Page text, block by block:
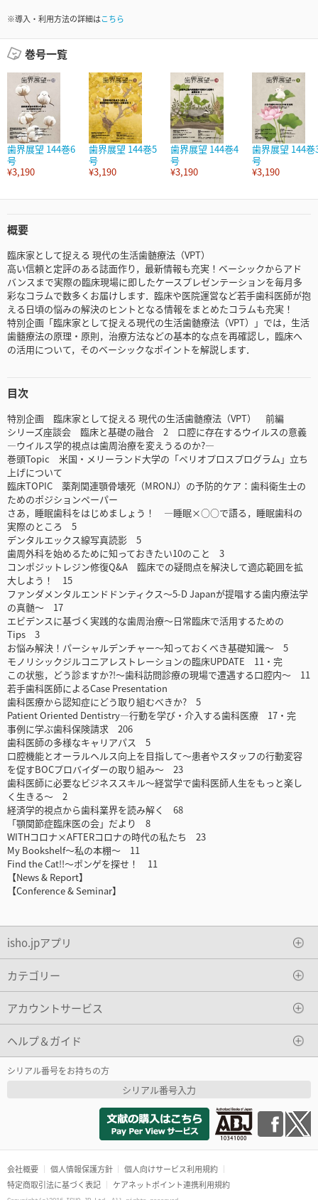
※導入・利用方法の詳細はこちら
巻号一覧
歯界展望 144巻6
号
¥3,190
歯界展望 144巻5
号
¥3,190
歯界展望 144巻4
号
¥3,190
歯界展望 144巻
号
¥3,190
概要
臨床家として捉える 現代の生活歯髄療法（VPT）
高い信頼と定評のある誌面作り，最新情報も充実！ベーシックからアド
バンスまで実際の臨床現場に即したケースプレゼンテーションを毎月多
彩なコラムで数多くお届けします．臨床や医院運営など若手歯科医師が抱
える日頃の悩みの解決のヒントとなる情報をまとめたコラムも充実！
特別企画「臨床家として捉える現代の生活歯髄療法（VPT）」では，生活
歯髓療法の原理・原則，治療方法などの基本的な点を再確認し，臨床へ
の活用について，そのベーシックなポイントを解説します．
目次
特別企画 臨床家として捉える 現代の生活歯髄療法（VPT） 前編
シリーズ座談会 臨床と基礎の融合 2 口腔に存在するウイルスの意義
―ウイルス学的視点は歯周治療を変えうるのか?―
巻頭Topic 米国・メリーランド大学の「ペリオプロスプログラム」立ち
上げについて
臨床TOPIC 薬剤関連顎骨壊死（MRONJ）の予防的ケア：歯科衛生士の
ためのポジションペーパー
さあ，睡眠歯科をはじめましょう！ ―睡眠×○○で語る，睡眠歯科の
実際のところ 5
デンタルエックス線写真読影 5
歯周外科を始めるために知っておきたい10のこと 3
コンポジットレジン修復Q&A 臨床での疑問点を解決して適応範囲を拡
大しよう！ 15
ファンダメンタルエンドドンティクス～5-D Japanが提唱する歯内療法学
の真髄～ 17
エビデンスに基づく実践的な歯周治療～日常臨床で活用するための
Tips 3
お悩み解決！パーシャルデンチャー～知っておくべき基礎知識～ 5
モノリシックジルコニアレストレーションの臨床UPDATE 11・完
この状態，どう診ますか?!～歯科訪問診療の現場で遭遇する口腔内～ 11
若手歯科医師によるCase Presentation
歯科医療から認知症にどう取り組むべきか? 5
Patient Oriented Dentistry―行動を学び・介入する歯科医療 17・完
事例に学ぶ歯科保険請求 206
歯科医師の多様なキャリアパス 5
口腔機能とオーラルヘルス向上を目指して～患者やスタッフの行動変容
を促すBOCプロバイダーの取り組み～ 23
歯科医師に必要なビジネススキル～経営学で歯科医師人生をもっと楽し
く生きる～ 2
経済学的視点から歯科業界を読み解く 68
「顎関節症臨床医の会」だより 8
WITHコロナ×AFTERコロナの時代の私たち 23
My Bookshelf～私の本棚～ 11
Find the Cat!!～ポンゲを探せ！ 11
【News & Report】
【Conference & Seminar】
isho.jpアプリ
カテゴリー
アカウントサービス
ヘルプ＆ガイド
シリアル番号をお持ちの方
シリアル番号入力
会社概要 個人情報保護方針
個人向けサービス利用規約
特定商取引法に基づく表記
ケアネットポイント連携利用規約